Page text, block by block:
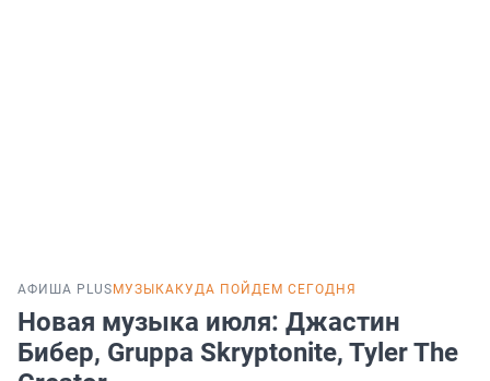
АФИША PLUS МУЗЫКА КУДА ПОЙДЕМ СЕГОДНЯ
Новая музыка июля: Джастин
Бибер, Gruppa Skryptonite, Tyler The